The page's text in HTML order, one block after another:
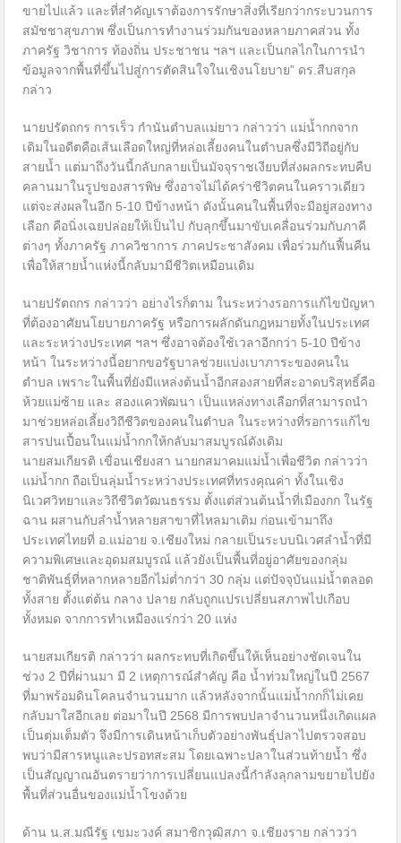
ขายไปแล้ว และที่สำคัญเราต้องการรักษาสิ่งที่เรียกว่ากระบวนการ
สมัชชาสุขภาพ ซึ่งเป็นการทำงานร่วมกันของหลายภาคส่วน ทั้ง
ภาครัฐ วิชาการ ท้องถิ่น ประชาชน ฯลฯ และเป็นกลไกในการนำ
ข้อมูลจากพื้นที่ขึ้นไปสู่การตัดสินใจในเชิงนโยบาย” ดร.สืบสกุล
กล่าว
นายปรัตถกร การเร็ว กำนันตำบลแม่ยาว กล่าวว่า แม่น้ำกกจาก
เดิมในอดีตคือเส้นเลือดใหญ่ที่หล่อเลี้ยงคนในตำบลซึ่งมีวิถีอยู่กับ
สายน้ำ แต่มาถึงวันนี้กลับกลายเป็นมัจจุราชเงียบที่ส่งผลกระทบคืบ
คลานมาในรูปของสารพิษ ซึ่งอาจไม่ได้คร่าชีวิตคนในคราวเดียว
แต่จะส่งผลในอีก 5-10 ปีข้างหน้า ดังนั้นคนในพื้นที่จะมีอยู่สองทาง
เลือก คือนิ่งเฉยปล่อยให้เป็นไป กับลุกขึ้นมาขับเคลื่อนร่วมกับภาคี
ต่างๆ ทั้งภาครัฐ ภาควิชาการ ภาคประชาสังคม เพื่อร่วมกันฟื้นคืน
เพื่อให้สายน้ำแห่งนี้กลับมามีชีวิตเหมือนเดิม
นายปรัตถกร กล่าวว่า อย่างไรก็ตาม ในระหว่างรอการแก้ไขปัญหา
ที่ต้องอาศัยนโยบายภาครัฐ หรือการผลักดันกฎหมายทั้งในประเทศ
และระหว่างประเทศ ฯลฯ ซึ่งอาจต้องใช้เวลาอีกกว่า 5-10 ปีข้าง
หน้า ในระหว่างนี้อยากขอรัฐบาลช่วยแบ่งเบาภาระของคนใน
ตำบล เพราะในพื้นที่ยังมีแหล่งต้นน้ำอีกสองสายที่สะอาดบริสุทธิ์คือ
ห้วยแม่ซ้าย และ สองแควพัฒนา เป็นแหล่งทางเลือกที่สามารถนำ
มาช่วยหล่อเลี้ยงวิถีชีวิตของคนในตำบล ในระหว่างที่รอการแก้ไข
สารปนเปื้อนในแม่น้ำกกให้กลับมาสมบูรณ์ดังเดิม
นายสมเกียรติ เขื่อนเชียงสา นายกสมาคมแม่น้ำเพื่อชีวิต กล่าวว่า
แม่น้ำกก ถือเป็นลุ่มน้ำระหว่างประเทศที่ทรงคุณค่า ทั้งในเชิง
นิเวศวิทยาและวิถีชีวิตวัฒนธรรม ตั้งแต่ส่วนต้นน้ำที่เมืองกก ในรัฐ
ฉาน ผสานกับลำน้ำหลายสาขาที่ไหลมาเติม ก่อนเข้ามาถึง
ประเทศไทยที่ อ.แม่อาย จ.เชียงใหม่ กลายเป็นระบบนิเวศลำน้ำที่มี
ความพิเศษและอุดมสมบูรณ์ แล้วยังเป็นพื้นที่อยู่อาศัยของกลุ่ม
ชาติพันธุ์ที่หลากหลายอีกไม่ต่ำกว่า 30 กลุ่ม แต่ปัจจุบันแม่น้ำตลอด
ทั้งสาย ตั้งแต่ต้น กลาง ปลาย กลับถูกแปรเปลี่ยนสภาพไปเกือบ
ทั้งหมด จากการทำเหมืองแร่กว่า 20 แห่ง
นายสมเกียรติ กล่าวว่า ผลกระทบที่เกิดขึ้นให้เห็นอย่างชัดเจนใน
ช่วง 2 ปีที่ผ่านมา มี 2 เหตุการณ์สำคัญ คือ น้ำท่วมใหญ่ในปี 2567
ที่มาพร้อมดินโคลนจำนวนมาก แล้วหลังจากนั้นแม่น้ำกกก็ไม่เคย
กลับมาใสอีกเลย ต่อมาในปี 2568 มีการพบปลาจำนวนหนึ่งเกิดแผล
เป็นตุ่มเต็มตัว จึงมีการเดินหน้าเก็บตัวอย่างพันธุ์ปลาไปตรวจสอบ
พบว่ามีสารหนูและปรอทสะสม โดยเฉพาะปลาในส่วนท้ายน้ำ ซึ่ง
เป็นสัญญาณอันตรายว่าการเปลี่ยนแปลงนี้กำลังลุกลามขยายไปยัง
พื้นที่ส่วนอื่นของแม่น้ำโขงด้วย
ด้าน น.ส.มณีรัฐ เขมะวงค์ สมาชิกวุฒิสภา จ.เชียงราย กล่าวว่า